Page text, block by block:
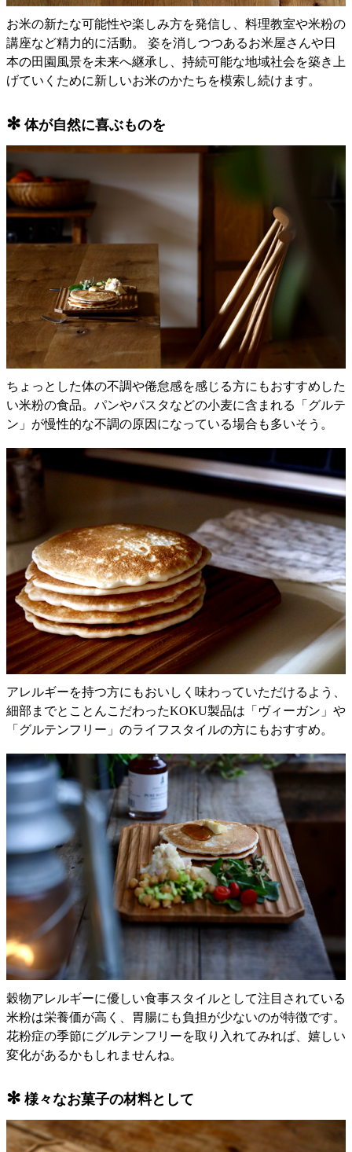
お米の新たな可能性や楽しみ方を発信し、料理教室や米粉の
講座など精力的に活動。 姿を消しつつあるお米屋さんや日
本の田園風景を未来へ継承し、持続可能な地域社会を築き上
げていくために新しいお米のかたちを模索し続けます。
✻ 体が自然に喜ぶものを
ちょっとした体の不調や倦怠感を感じる方にもおすすめした
い米粉の食品。パンやパスタなどの小麦に含まれる「グルテ
ン」が慢性的な不調の原因になっている場合も多いそう。
アレルギーを持つ方にもおいしく味わっていただけるよう、
細部までとことんこだわったKOKU製品は「ヴィーガン」や
「グルテンフリー」のライフスタイルの方にもおすすめ。
穀物アレルギーに優しい食事スタイルとして注目されている
米粉は栄養価が高く、胃腸にも負担が少ないのが特徴です。
花粉症の季節にグルテンフリーを取り入れてみれば、嬉しい
変化があるかもしれませんね。
✻ 様々なお菓子の材料として